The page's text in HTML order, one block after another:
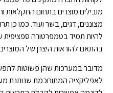
מובילים מוצרים בתחום החקלאות
מצוננים, דגים, בשר ועוד. כמו כן
להיות תמיד בטמפרטורה
בהתאם להוראות היצרן של
מדובר במערכות שהן פשוטות
לאפליקציה המתוחכמת שנותנת